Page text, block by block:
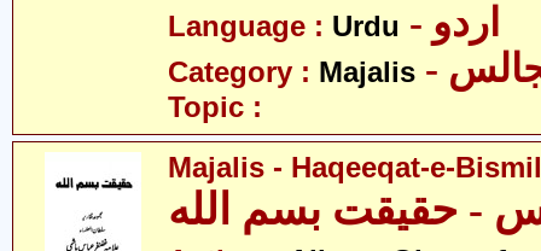
Language : Urdu - اردو
Category : Majalis
Topic :
Majalis - Haqeeqat-e-